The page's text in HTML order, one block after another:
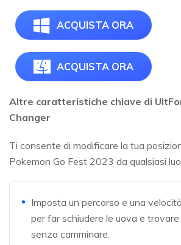
ACQUISTA ORA
ACQUISTA ORA
Altre caratteristiche chiave di
Changer
Ti consente di modificare la tua
Pokemon Go Fest 2023 da qualsiasi
Imposta un percorso e una
per far schiudere le uova e
senza camminare.